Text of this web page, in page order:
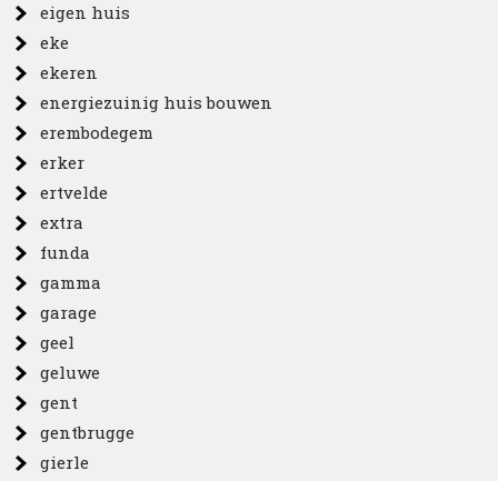
eigen huis
eke
ekeren
energiezuinig huis bouwen
erembodegem
erker
ertvelde
extra
funda
gamma
garage
geel
geluwe
gent
gentbrugge
gierle